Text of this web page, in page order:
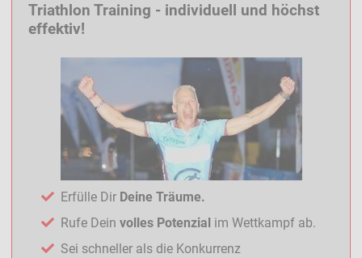
Triathlon Training - individuell und höchst
effektiv!
Erfülle Dir Deine Träume.
Rufe Dein volles Potenzial im Wettkampf ab.
Sei schneller als die Konkurrenz